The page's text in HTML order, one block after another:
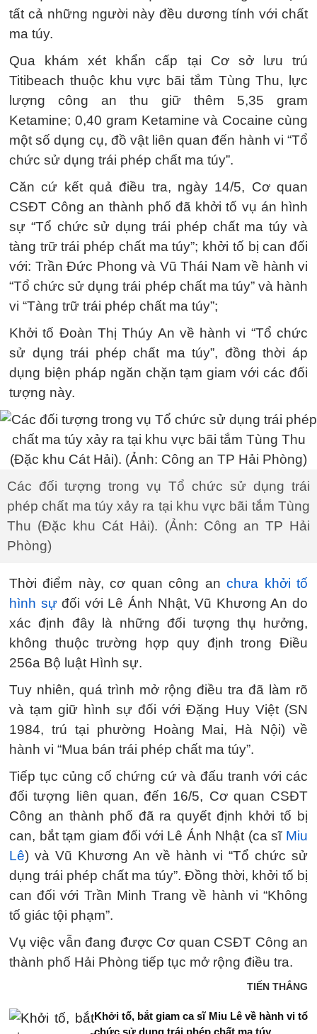
tất cả những người này đều dương tính với chất
ma túy.
Qua khám xét khẩn cấp tại Cơ sở lưu trú
Titibeach thuộc khu vực bãi tắm Tùng Thu, lực
lượng công an thu giữ thêm 5,35 gram
Ketamine; 0,40 gram Ketamine và Cocaine cùng
một số dụng cụ, đồ vật liên quan đến hành vi “Tổ
chức sử dụng trái phép chất ma túy”.
Căn cứ kết quả điều tra, ngày 14/5, Cơ quan
CSĐT Công an thành phố đã khởi tố vụ án hình
sự “Tổ chức sử dụng trái phép chất ma túy và
tàng trữ trái phép chất ma túy”; khởi tố bị can đối
với: Trần Đức Phong và Vũ Thái Nam về hành vi
“Tổ chức sử dụng trái phép chất ma túy” và hành
vi “Tàng trữ trái phép chất ma túy”;
Khởi tố Đoàn Thị Thúy An về hành vi “Tổ chức
sử dụng trái phép chất ma túy”, đồng thời áp
dụng biện pháp ngăn chặn tạm giam với các đối
tượng này.
Các đối tượng trong vụ Tổ chức sử dụng trái
phép chất ma túy xảy ra tại khu vực bãi tắm Tùng
Thu (Đặc khu Cát Hải). (Ảnh: Công an TP Hải
Phòng)
Thời điểm này, cơ quan công anchưa khởi tố
hình sựđối với Lê Ánh Nhật, Vũ Khương An do
xác định đây là những đối tượng thụ hưởng,
không thuộc trường hợp quy định trong Điều
256a Bộ luật Hình sự.
Tuy nhiên, quá trình mở rộng điều tra đã làm rõ
và tạm giữ hình sự đối với Đặng Huy Việt (SN
1984, trú tại phường Hoàng Mai, Hà Nội) về
hành vi “Mua bán trái phép chất ma túy”.
Tiếp tục củng cố chứng cứ và đấu tranh với các
đối tượng liên quan, đến 16/5, Cơ quan CSĐT
Công an thành phố đã ra quyết định khởi tố bị
can, bắt tạm giam đối với Lê Ánh Nhật (ca sĩ Miu
Lê) và Vũ Khương An về hành vi “Tổ chức sử
dụng trái phép chất ma túy”. Đồng thời, khởi tố bị
can đối với Trần Minh Trang về hành vi “Không
tố giác tội phạm”.
Vụ việc vẫn đang được Cơ quan CSĐT Công an
thành phố Hải Phòng tiếp tục mở rộng điều tra.
TIẾN THẮNG
Khởi tố, bắt giam ca sĩ Miu Lê về hành vi tổ
chức sử dụng trái phép chất ma túy